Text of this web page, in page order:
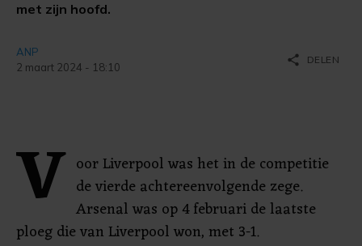
met zijn hoofd.
ANP
2 maart 2024 - 18:10
share DELEN
V oor Liverpool was het in de competitie
de vierde achtereenvolgende zege.
Arsenal was op 4 februari de laatste
ploeg die van Liverpool won, met 3-1.